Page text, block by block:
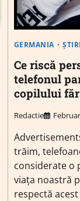
GERMANIA
Ce riscă
telefonul
copilului
Redactie
trăim,
considerate o
viața noastră
respectă